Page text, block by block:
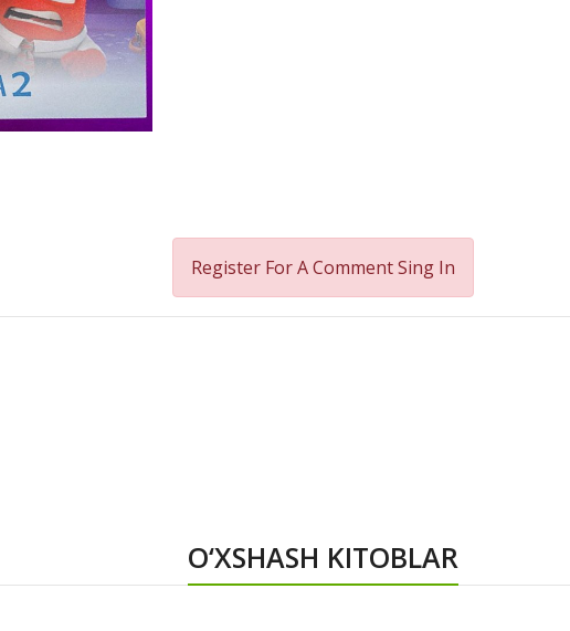
Register For A CommentSing In
O‘XSHASH KITOBLAR